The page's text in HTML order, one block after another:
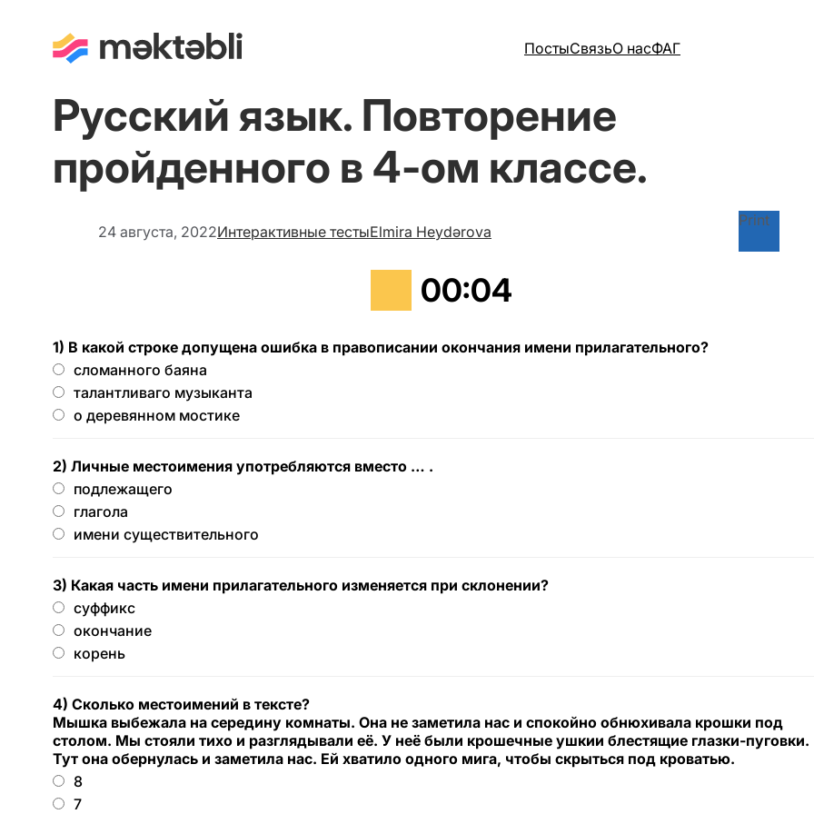
ПостыСвязьО насФАГ
Русский язык. Повторение
пройденного в 4-ом классе.
24 августа, 2022Интерактивные тестыElmira Heydərova
Print
00:05
1) В какой строке допущена ошибка в правописании окончания имени прилагательного?
сломанного баяна
талантливаго музыканта
о деревянном мостике
2) Личные местоимения употребляются вместо … .
подлежащего
глагола
имени существительного
3) Какая часть имени прилагательного изменяется при склонении?
суффикс
окончание
корень
4) Сколько местоимений в тексте?
Мышка выбежала на середину комнаты. Она не заметила нас и спокойно обнюхивала крошки под
столом. Мы стояли тихо и разглядывали её. У неё были крошечные ушкии блестящие глазки-пуговки.
Тут она обернулась и заметила нас. Ей хватило одного мига, чтобы скрыться под кроватью.
8
7